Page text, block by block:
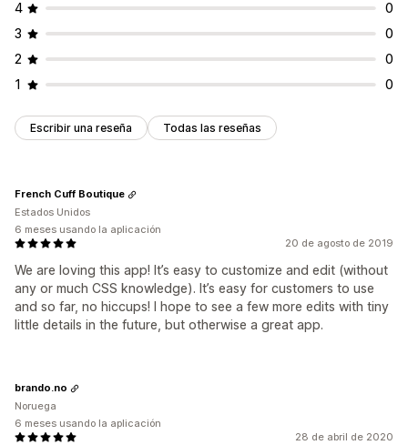
4
0
3
0
2
0
1
0
Escribir una reseña Todas las reseñas
20 de agosto de 2019
We are loving this app! It’s easy to customize and edit (without
any or much CSS knowledge). It’s easy for customers to use
and so far, no hiccups! I hope to see a few more edits with tiny
little details in the future, but otherwise a great app.
French Cuff Boutique
Estados Unidos
6 meses usando la aplicación
28 de abril de 2020
brando.no
Noruega
6 meses usando la aplicación